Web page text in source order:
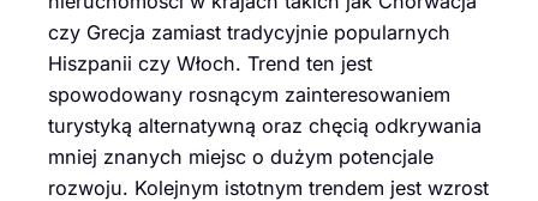
czy Grecja zamiast tradycyjnie popularnych
Hiszpanii czy Włoch. Trend ten jest
spowodowany rosnącym zainteresowaniem
turystyką alternatywną oraz chęcią odkrywania
mniej znanych miejsc o dużym potencjale
rozwoju. Kolejnym istotnym trendem jest wzrost